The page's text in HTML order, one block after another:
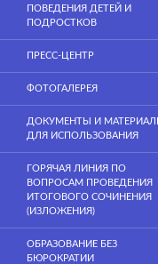
ПОВЕДЕНИЯ ДЕТЕЙ И
ПОДРОСТКОВ
ПРЕСС-ЦЕНТР
ФОТОГАЛЕРЕЯ
ДОКУМЕНТЫ И
ДЛЯ ИСПОЛЬЗОВАНИЯ
ГОРЯЧАЯ ЛИНИЯ ПО
ВОПРОСАМ ПРОВЕДЕНИЯ
ИТОГОВОГО СОЧИНЕНИЯ
(ИЗЛОЖЕНИЯ)
ОБРАЗОВАНИЕ БЕЗ
БЮРОКРАТИИ